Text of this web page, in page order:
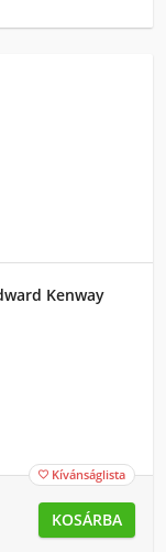
Kenway
 Kívánságlista
KOSÁRBA